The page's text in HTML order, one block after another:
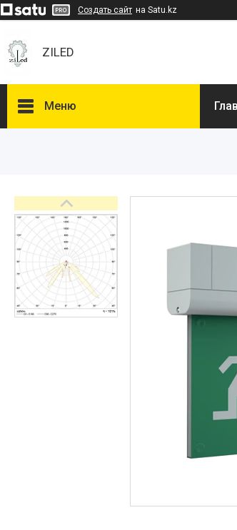
Создать сайт на Satu.kz
ZILED
Меню
ФАРЛАЙТ
АСТЗ
NLCO
INNOLUX
О нас
Отзывы